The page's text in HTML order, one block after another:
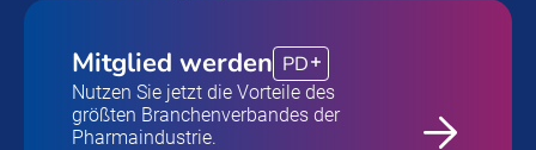
Mitglied werden PD
Nutzen Sie jetzt die Vorteile des
größten Branchenverbandes der
Pharmaindustrie.